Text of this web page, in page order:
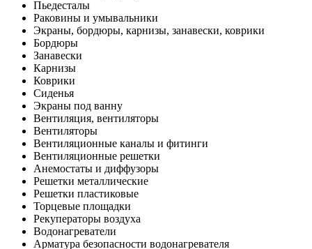
Пьедесталы
Раковины и умывальники
Экраны, бордюры, карнизы, занавески, коврики
Бордюры
Занавески
Карнизы
Коврики
Сиденья
Экраны под ванну
Вентиляция, вентиляторы
Вентиляторы
Вентиляционные каналы и фитинги
Вентиляционные решетки
Анемостаты и диффузоры
Решетки металлические
Решетки пластиковые
Торцевые площадки
Рекуператоры воздуха
Водонагреватели
Арматура безопасности водонагревателя